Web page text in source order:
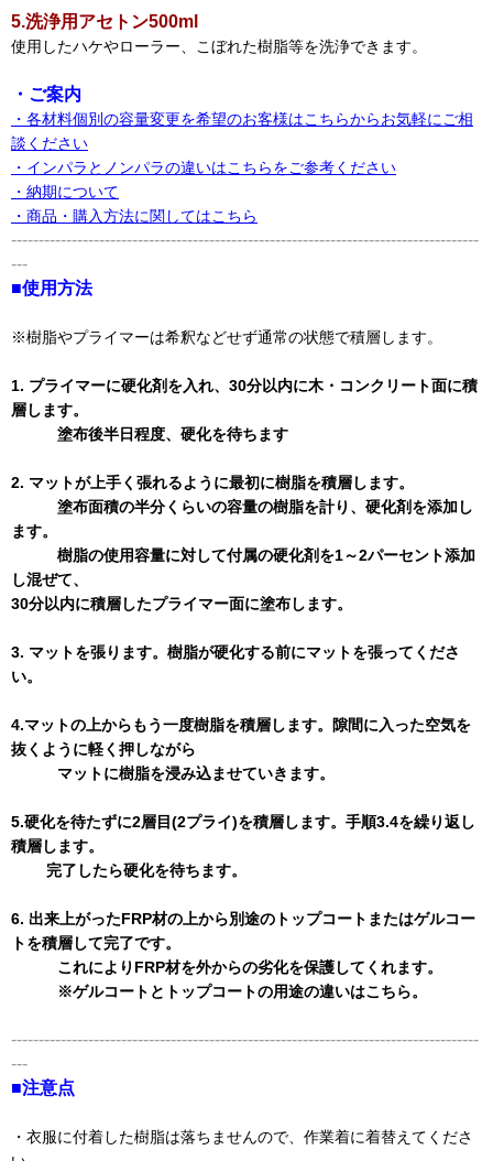
5.洗浄用アセトン500ml
使用したハケやローラー、こぼれた樹脂等を洗浄できます。
・ご案内
・各材料個別の容量変更を希望のお客様はこちらからお気軽にご相
談ください
・インパラとノンパラの違いはこちらをご参考ください
・納期について
・商品・購入方法に関してはこちら
-------------------------------------------------------------------------------------
---
■使用方法
※樹脂やプライマーは希釈などせず通常の状態で積層します。
1. プライマーに硬化剤を入れ、30分以内に木・コンクリート面に積
層します。
塗布後半日程度、硬化を待ちます
2. マットが上手く張れるように最初に樹脂を積層します。
塗布面積の半分くらいの容量の樹脂を計り、硬化剤を添加し
ます。
樹脂の使用容量に対して付属の硬化剤を1～2パーセント添加
し混ぜて、
30分以内に積層したプライマー面に塗布します。
3. マットを張ります。樹脂が硬化する前にマットを張ってくださ
い。
4.マットの上からもう一度樹脂を積層します。隙間に入った空気を
抜くように軽く押しながら
マットに樹脂を浸み込ませていきます。
5.硬化を待たずに2層目(2プライ)を積層します。手順3.4を繰り返し
積層します。
完了したら硬化を待ちます。
6. 出来上がったFRP材の上から別途のトップコートまたはゲルコー
トを積層して完了です。
これによりFRP材を外からの劣化を保護してくれます。
※ゲルコートとトップコートの用途の違いはこちら。
-------------------------------------------------------------------------------------
---
■注意点
・衣服に付着した樹脂は落ちませんので、作業着に着替えてくださ